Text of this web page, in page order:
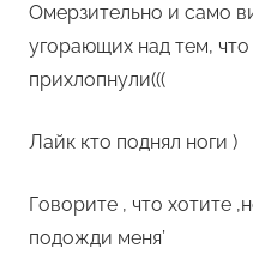
Омерзительно и само
угорающих над тем,
прихлопнули(((
Лайк кто поднял ноги )
Говорите , что хотите
подожди меня’